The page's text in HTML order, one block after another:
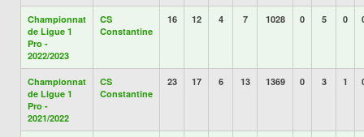
Championnat
de Ligue 1
Pro -
2022/2023
CS
Constantine
16 12 4 7 1028 0 5 0
Championnat
de Ligue 1
Pro -
2021/2022
CS
Constantine
23 17 6 13 1369 0 3 1